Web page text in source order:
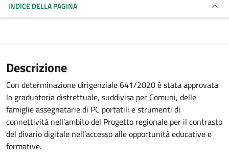
INDICE DELLA PAGINA
Descrizione
Con determinazione dirigenziale 641/2020 è stata approvata
la graduatoria distrettuale, suddivisa per Comuni, delle
famiglie assegnatarie di PC portatili e strumenti di
connettività nell’ambito del Progetto regionale per il contrasto
del divario digitale nell’accesso alle opportunità educative e
formative.